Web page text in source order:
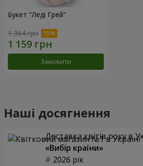
Букет "Леді Грей"
1 364 грн
Замовити
Наші досягнення
Доставка квітів року в
«Вибір країни»
2026 рік